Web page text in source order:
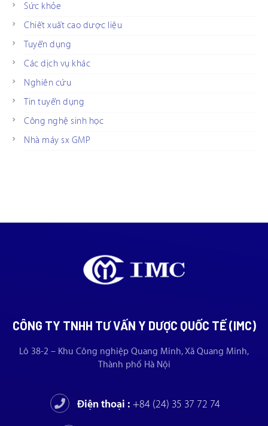
Sức khỏe
Chiết xuất cao dược liệu
Tuyển dụng
Các dịch vụ khác
Nghiên cứu
Tin tuyển dụng
Công nghệ sinh học
Nhà máy sx GMP
CÔNG TY TNHH TƯ VẤN Y DƯỢC QUỐC TẾ (IMC)
Lô 38-2 – Khu Công nghiệp Quang Minh, Xã Quang Minh,
Thành phố Hà Nội
Điện thoại : +84 (24) 35 37 72 74